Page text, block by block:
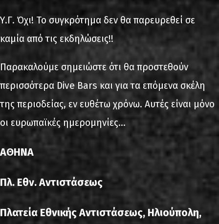
Υ.Γ. Όχι! Το συγκρότημα δεν θα παρευρεθεί σε
καμία από τις εκδηλώσεις!!
Παρακαλούμε σημειώστε ότι θα προστεθούν
περισσότερα Dive Bars και για τα επόμενα σκέλη
της περιοδείας, εν ευθέτω χρόνω. Αυτές είναι μόνο
οι ευρωπαϊκές ημερομηνίες…
ΑΘΗΝΑ
Πλ. Εθν. Αντιστάσεως
Πλατεία Εθνικής Αντιστάσεως, Ηλιούπολη,